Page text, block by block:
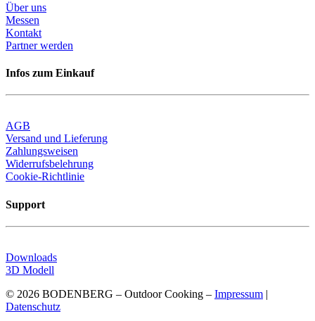
Über uns
Messen
Kontakt
Partner werden
Infos zum Einkauf
AGB
Versand und Lieferung
Zahlungsweisen
Widerrufsbelehrung
Cookie-Richtlinie
Support
Downloads
3D Modell
© 2026 BODENBERG – Outdoor Cooking – Impressum |
Datenschutz